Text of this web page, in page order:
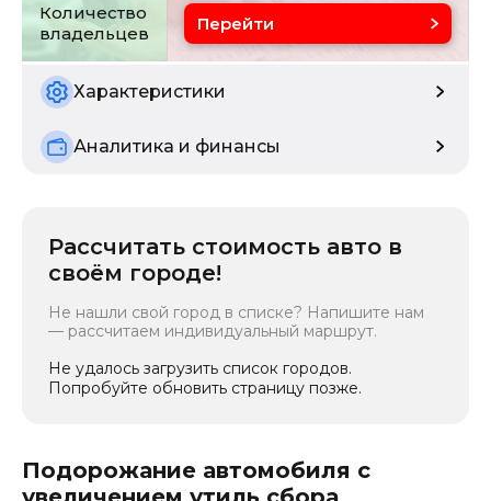
Расчетная мощность
97.2 кВ
Количество
владельцев
Перейти
Характеристики
Аналитика и финансы
Рассчитать стоимость авто в
своём городе!
Не нашли свой город в списке? Напишите нам
— рассчитаем индивидуальный маршрут.
Не удалось загрузить список городов.
Попробуйте обновить страницу позже.
Подорожание автомобиля с